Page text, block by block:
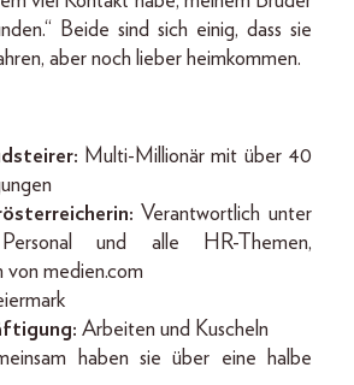
Beide sind sich einig, dass sie
aber noch lieber heimkommen.
Multi-Millionär mit über 40
Verantwortlich unter
und alle HR-Themen,
von ­medien.com
Arbeiten und Kuscheln
haben sie über eine halbe